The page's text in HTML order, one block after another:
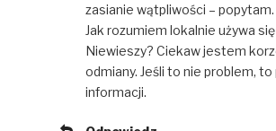
zasianie wątpliwości – popytam.
Jak rozumiem lokalnie używa
Niewieszy? Ciekaw jestem
odmiany. Jeśli to nie problem,
informacji.